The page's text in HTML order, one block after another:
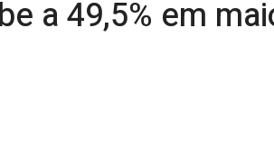
a 49,5% em